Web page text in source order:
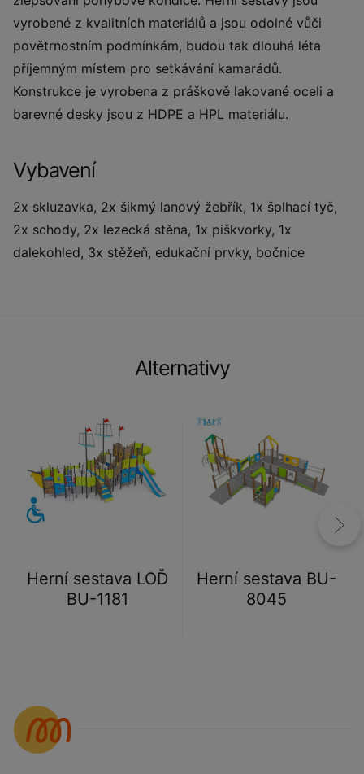
vyrobené z kvalitních materiálů a jsou odolné vůči
povětrnostním podmínkám, budou tak dlouhá léta
příjemným místem pro setkávání kamarádů.
Konstrukce je vyrobena z práškově lakované oceli a
barevné desky jsou z HDPE a HPL materiálu.
Vybavení
2x skluzavka, 2x šikmý lanový žebřík, 1x šplhací tyč,
2x schody, 2x lezecká stěna, 1x piškvorky, 1x
dalekohled, 3x stěžeň, edukační prvky, bočnice
Alternativy
Herní sestava LOĎ
BU-1181
Herní sestava BU-
8045